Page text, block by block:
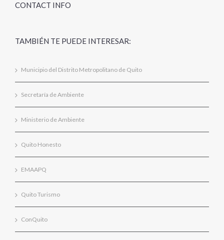
CONTACT INFO
TAMBIÉN TE PUEDE INTERESAR:
Municipio del Distrito Metropolitano de Quito
Secretaría de Ambiente
Ministerio de Ambiente
Quito Honesto
EMAAPQ
Quito Turismo
ConQuito